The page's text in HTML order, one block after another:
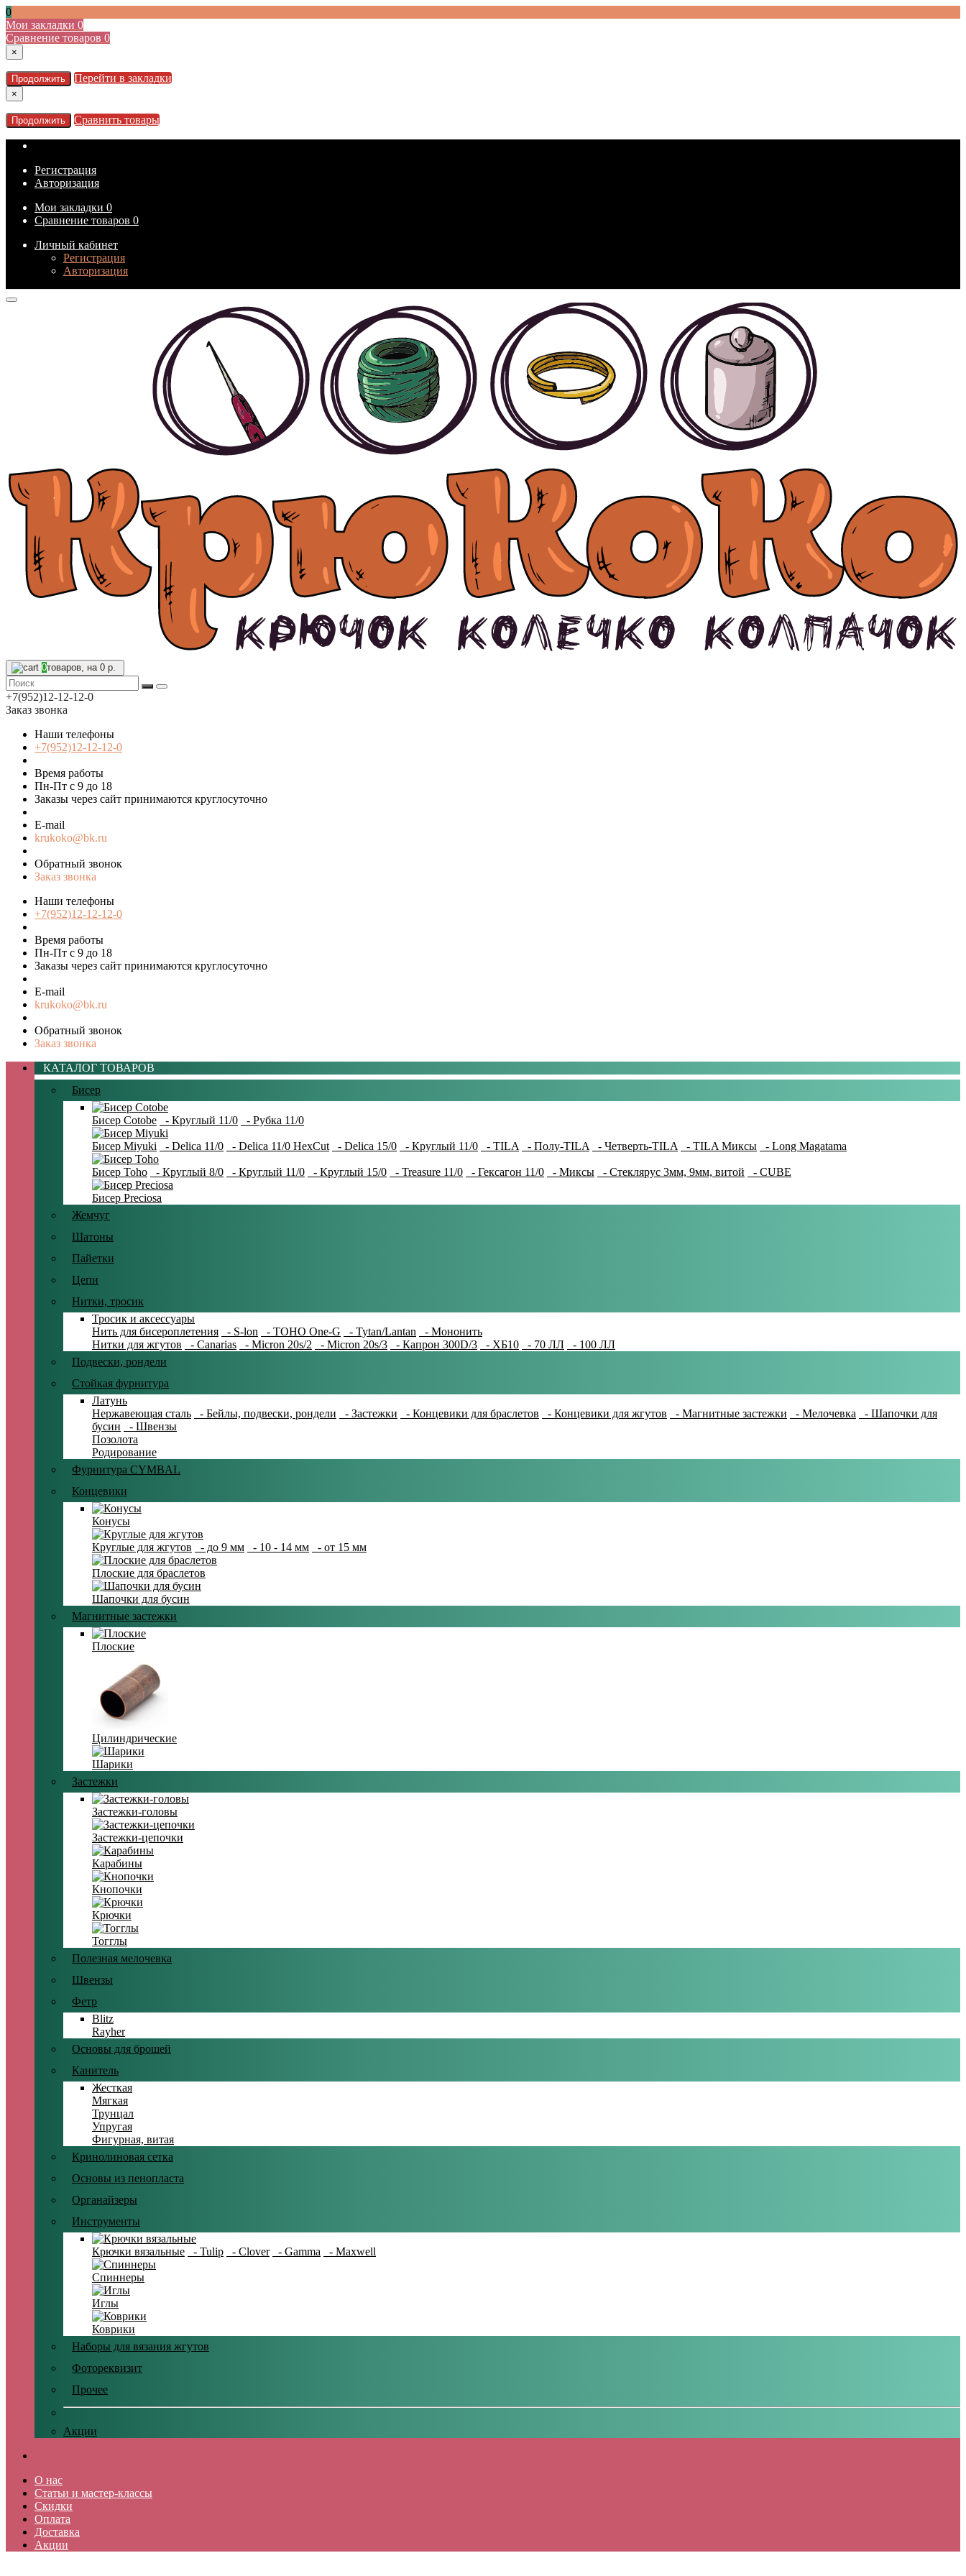
0
Мои закладки 0
Сравнение товаров 0
×
Продолжить Перейти в закладки
×
Продолжить Сравнить товары
Регистрация
Авторизация
Мои закладки 0
Сравнение товаров 0
Личный кабинет
Регистрация
Авторизация
0товаров, на 0 р.
+7(952)12-12-12-0
Заказ звонка
Наши телефоны
+7(952)12-12-12-0
Время работы
Пн-Пт с 9 до 18
Заказы через сайт принимаются круглосуточно
E-mail
krukoko@bk.ru
Обратный звонок
Заказ звонка
Наши телефоны
+7(952)12-12-12-0
Время работы
Пн-Пт с 9 до 18
Заказы через сайт принимаются круглосуточно
E-mail
krukoko@bk.ru
Обратный звонок
Заказ звонка
КАТАЛОГ ТОВАРОВ
Бисер
Бисер Cotobe - Круглый 11/0 - Рубка 11/0
Бисер Miyuki - Delica 11/0 - Delica 11/0 HexCut - Delica 15/0 - Круглый 11/0 - TILA - Полу-TILA - Четверть-TILA - TILA Миксы - Long Magatama
Бисер Toho - Круглый 8/0 - Круглый 11/0 - Круглый 15/0 - Treasure 11/0 - Гексагон 11/0 - Миксы - Стеклярус 3мм, 9мм, витой - CUBE
Бисер Preciosa
Жемчуг
Шатоны
Пайетки
Цепи
Нитки, тросик
Тросик и аксессуары
Нить для бисероплетения
- S-lon - TOHO One-G - Tytan/Lantan
- Мононить
Нитки для жгутов
- Canarias - Micron 20s/2 - Micron 20s/3 - Капрон 300D/3 - ХБ10 - 70 ЛЛ
- 100 ЛЛ
Подвески, рондели
Стойкая фурнитура
Латунь
Нержавеющая сталь
- Бейлы, подвески, рондели - Застежки - Концевики для браслетов - Концевики для жгутов - Магнитные застежки - Мелочевка
- Шапочки для
бусин
- Швензы
Позолота
Родирование
Фурнитура CYMBAL
Концевики
Конусы
Круглые для жгутов - до 9 мм - 10 - 14 мм - от 15 мм
Плоские для браслетов
Шапочки для бусин
Магнитные застежки
Плоские
Цилиндрические
Шарики
Застежки
Застежки-головы
Застежки-цепочки
Карабины
Кнопочки
Крючки
Тогглы
Полезная мелочевка
Швензы
Фетр
Blitz
Rayher
Основы для брошей
Канитель
Жесткая
Мягкая
Трунцал
Упругая
Фигурная, витая
Кринолиновая сетка
Основы из пенопласта
Органайзеры
Инструменты
Крючки вязальные - Tulip - Clover - Gamma - Maxwell
Спиннеры
Иглы
Коврики
Наборы для вязания жгутов
Фотореквизит
Прочее
Акции
О нас
Статьи и мастер-классы
Скидки
Оплата
Доставка
Акции